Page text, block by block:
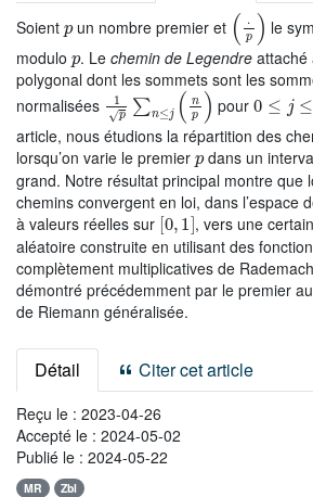
Soient un nombre premier et (· ) le
modulo
. Lechemin de Legendre
polygonal dont les sommets sont les
normalisées 1p∑n≤j(np) pour0≤j≤p-
article, nous étudions la répartition des
lorsqu’on varie le premier pdans un
grand. Notre résultat principal montre que
chemins convergent en loi, dans l’espace
à valeurs réelles sur [0, 1], vers une
aléatoire construite en utilisant des
complètement multiplicatives de
démontré précédemment par le premier
de Riemann généralisée.
Détail Citer cet article
Reçu le : 2023-04-26
Accepté le : 2024-05-02
Publié le : 2024-05-22
MR Zbl